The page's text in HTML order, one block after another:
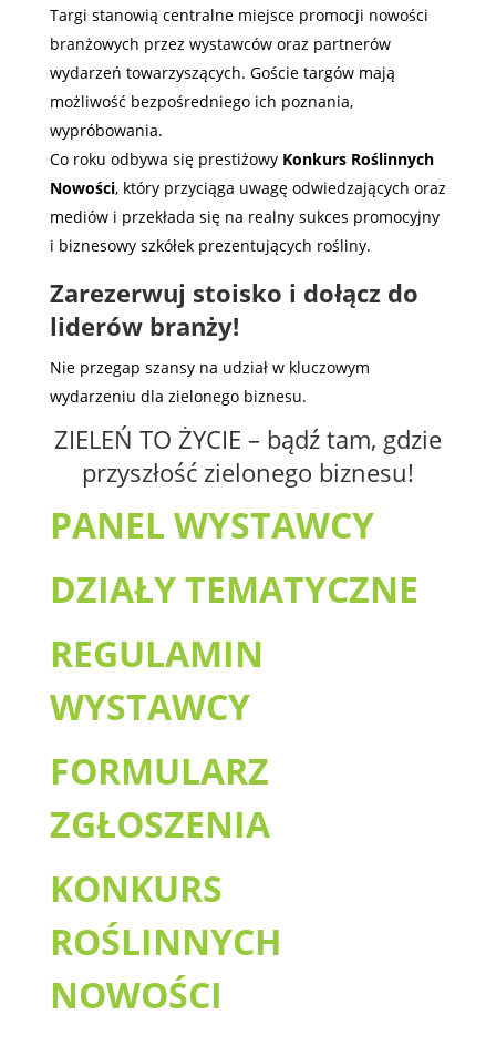
Targi stanowią centralne miejsce promocji nowości
branżowych przez wystawców oraz partnerów
wydarzeń towarzyszących. Goście targów mają
możliwość bezpośredniego ich poznania,
wypróbowania.
Co roku odbywa się prestiżowy Konkurs Roślinnych
Nowości, który przyciąga uwagę odwiedzających oraz
mediów i przekłada się na realny sukces promocyjny
i biznesowy szkółek prezentujących rośliny.
Zarezerwuj stoisko i dołącz do
liderów branży!
Nie przegap szansy na udział w kluczowym
wydarzeniu dla zielonego biznesu.
ZIELEŃ TO ŻYCIE – bądź tam, gdzie
przyszłość zielonego biznesu!
PANEL WYSTAWCY
DZIAŁY TEMATYCZNE
REGULAMIN
WYSTAWCY
FORMULARZ
ZGŁOSZENIA
KONKURS
ROŚLINNYCH
NOWOŚCI